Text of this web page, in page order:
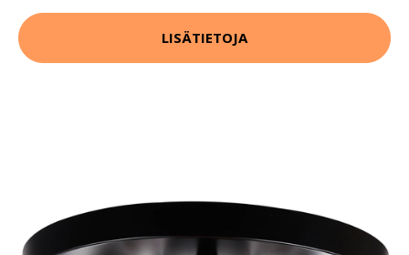
LISÄTIETOJA